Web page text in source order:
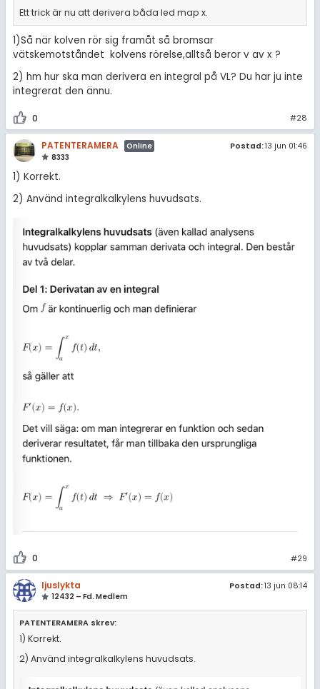
Ett trick är nu att derivera båda led map x.
1)Så när kolven rör sig framåt så bromsar
vätskemotståndet kolvens rörelse,alltså beror v av x ?
2) hm hur ska man derivera en integral på VL? Du har ju inte
integrerat den ännu.
0 #28
PATENTERAMERA
Online
8333
Postad:13 jun 01:46
1) Korrekt.
2) Använd integralkalkylens huvudsats.
0 #29
ljuslykta
12432 – Fd. Medlem
Postad:13 jun 08:14
PATENTERAMERA skrev:
1) Korrekt.
2) Använd integralkalkylens huvudsats.